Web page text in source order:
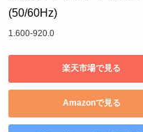
(50/60Hz)
1.600-920.0
楽天市場で見る
Amazonで見る